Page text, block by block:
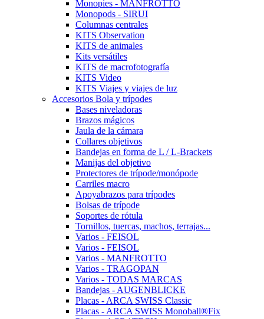
Monopies - MANFROTTO
Monopods - SIRUI
Columnas centrales
KITS Observation
KITS de animales
Kits versátiles
KITS de macrofotografía
KITS Video
KITS Viajes y viajes de luz
Accesorios Bola y trípodes
Bases niveladoras
Brazos mágicos
Jaula de la cámara
Collares objetivos
Bandejas en forma de L / L-Brackets
Manijas del objetivo
Protectores de trípode/monópode
Carriles macro
Apoyabrazos para trípodes
Bolsas de trípode
Soportes de rótula
Tornillos, tuercas, machos, terrajas...
Varios - FEISOL
Varios - FEISOL
Varios - MANFROTTO
Varios - TRAGOPAN
Varios - TODAS MARCAS
Bandejas - AUGENBLICKE
Placas - ARCA SWISS Classic
Placas - ARCA SWISS Monoball®Fix